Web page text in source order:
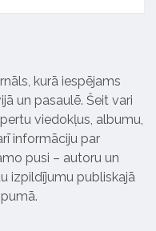
kurā iespējams
un pasaulē. Šeit vari
viedokļus, albumu,
informāciju par
pusi – autoru un
izpildījumu publiskajā